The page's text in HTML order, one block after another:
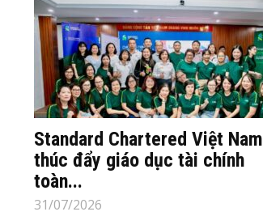
Standard Chartered Việt Nam
thúc đẩy giáo dục tài chính
toàn...
31/07/2026